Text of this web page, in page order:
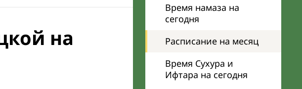
Время намаза на
сегодня
Расписание на месяц
Время Сухура и
Ифтара на сегодня
на